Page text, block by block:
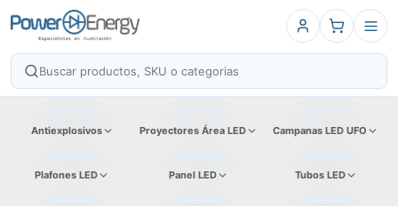
Antiexplosivos Proyectores Área LED Campanas LED UFO
Plafones LED Panel LED Tubos LED